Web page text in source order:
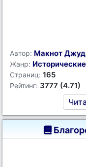
Автор: Макнот
Жанр:
Страниц: 165
Рейтинг: 3777 (4.71)